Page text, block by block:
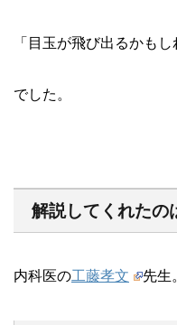
「目玉が飛び出るかもし
でした。
解説してくれたの
内科医の工藤孝文 先生